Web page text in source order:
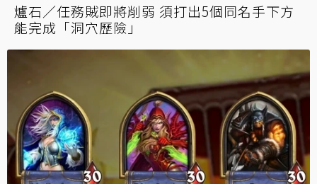
爐石／任務賊即將削弱 須打出5個同名手下方
能完成「洞穴歷險」